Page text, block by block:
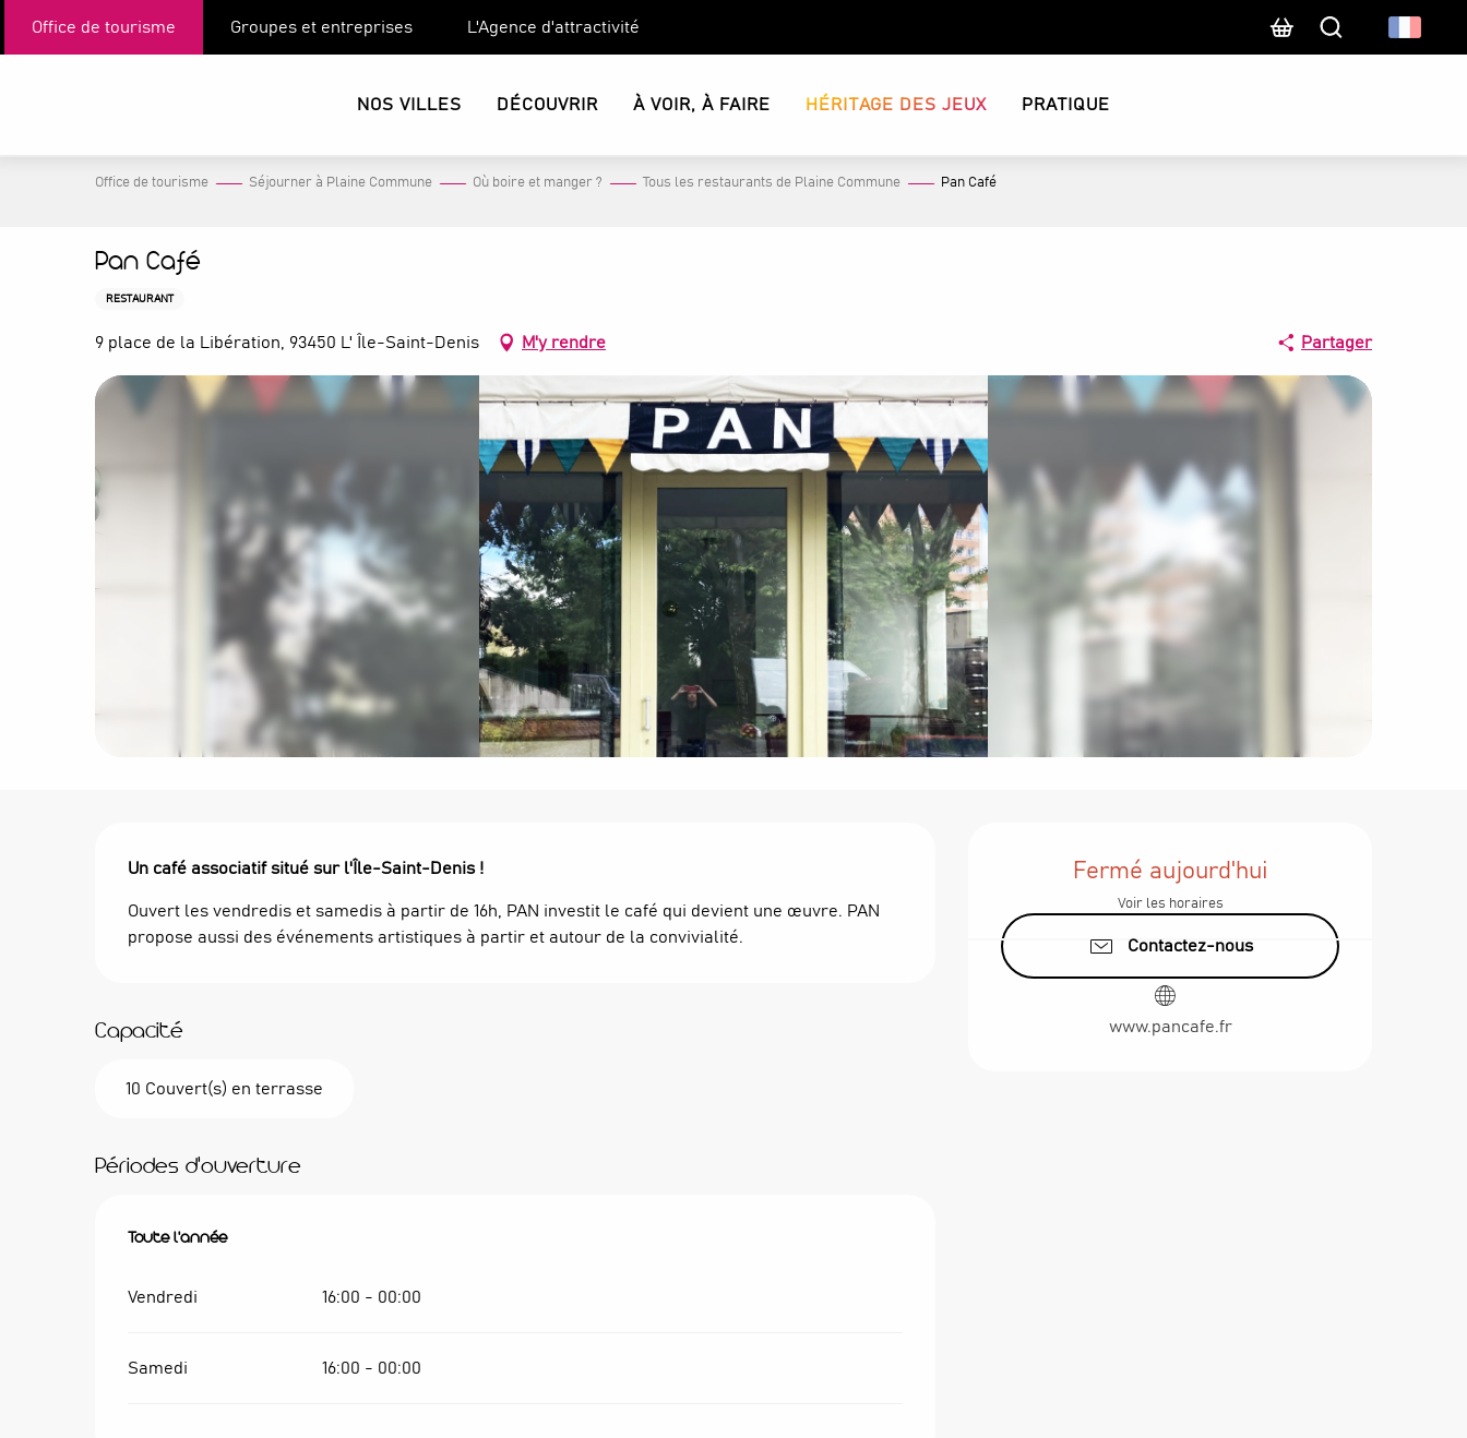
Office de tourisme Groupes et entreprises L'Agence d'attractivité
Recherche
NOS VILLES DÉCOUVRIR À VOIR, À FAIRE HÉRITAGE DES JEUX PRATIQUE
Office de tourisme Séjourner à Plaine Commune Où boire et manger ? Tous les restaurants de Plaine Commune Pan Café
Pan Café
RESTAURANT
9 place de la Libération, 93450 L' Île-Saint-Denis M'y rendre Partager
Ouverture et
Fermé aujourd'hui
Voir les horaires
Contactez-nous
www.pancafe.fr
Description
Un café associatif situé sur l'Île-Saint-Denis !
Ouvert les vendredis et samedis à partir de 16h, PAN investit le café qui devient une œuvre. PAN
propose aussi des événements artistiques à partir et autour de la convivialité.
Capacité
10 Couvert(s) en terrasse
Périodes d'ouverture
Toute l'année
Toute l'année
Vendredi 16:00 - 00:00
Samedi 16:00 - 00:00